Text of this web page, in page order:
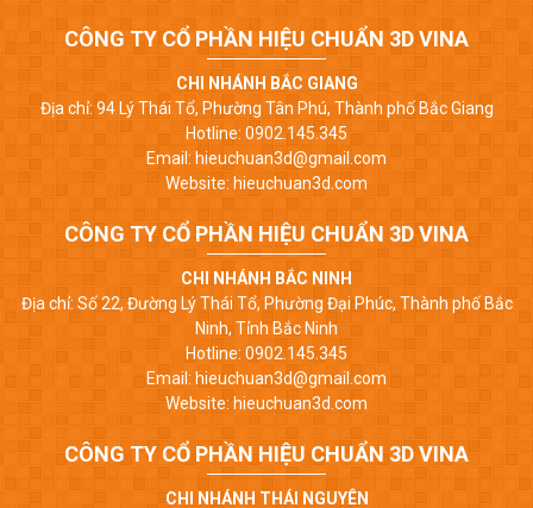
CÔNG TY CỔ PHẦN HIỆU CHUẨN 3D VINA
CHI NHÁNH BẮC GIANG
Địa chỉ: 94 Lý Thái Tổ, Phường Tân Phú, Thành phố Bắc Giang
Hotline: 0902.145.345
Email: hieuchuan3d@gmail.com
Website: hieuchuan3d.com
CÔNG TY CỔ PHẦN HIỆU CHUẨN 3D VINA
CHI NHÁNH BẮC NINH
Địa chỉ: Số 22, Đường Lý Thái Tổ, Phường Đại Phúc, Thành phố Bắc
Ninh, Tỉnh Bắc Ninh
Hotline: 0902.145.345
Email: hieuchuan3d@gmail.com
Website: hieuchuan3d.com
CÔNG TY CỔ PHẦN HIỆU CHUẨN 3D VINA
CHI NHÁNH THÁI NGUYÊN